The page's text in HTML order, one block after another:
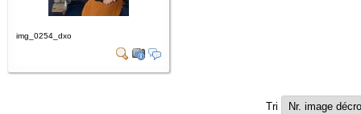
img_0254_dxo
Tri